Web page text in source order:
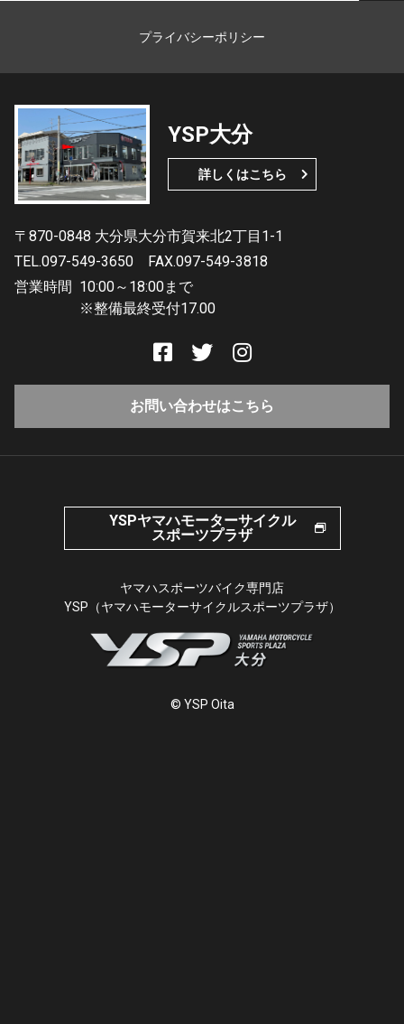
プライバシーポリシー
YSP大分
詳しくはこちら
〒870-0848 大分県大分市賀来北2丁目1-1
TEL.097-549-3650
FAX.097-549-3818
営業時間 10:00～18:00まで
※整備最終受付17.00
お問い合わせはこちら
YSPヤマハモーターサイクル
スポーツプラザ
ヤマハスポーツバイク専門店
YSP（ヤマハモーターサイクルスポーツプラザ）
© YSP Oita